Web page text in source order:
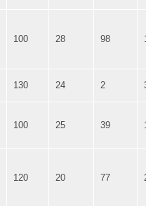
100 28 98
130 24 2
100 25 39
120 20 77